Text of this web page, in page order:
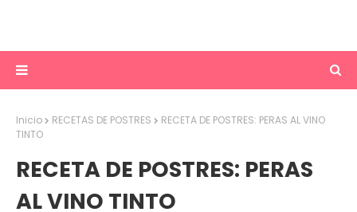
Inicio RECETAS DE POSTRES
RECETA DE POSTRES: PERAS AL VINO
TINTO
RECETA DE POSTRES: PERAS
AL VINO TINTO